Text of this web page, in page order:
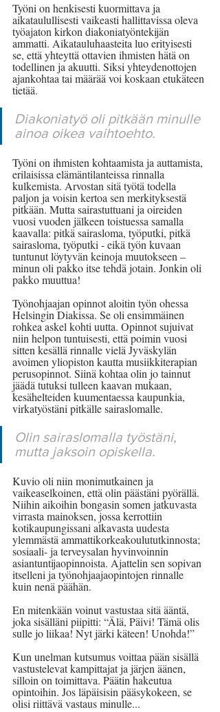
Työni on henkisesti kuormittava ja
aikataulullisesti vaikeasti hallittavissa oleva
työajaton kirkon diakoniatyöntekijän
ammatti. Aikatauluhaasteita luo erityisesti
se, että yhteyttä ottavien ihmisten hätä on
todellinen ja akuutti. Siksi yhteydenottojen
ajankohtaa tai määrää voi koskaan etukäteen
tietää.
Diakoniatyö oli pitkään minulle
ainoa oikea vaihtoehto.
Työni on ihmisten kohtaamista ja auttamista,
erilaisissa elämäntilanteissa rinnalla
kulkemista. Arvostan sitä työtä todella
paljon ja voisin kertoa sen merkityksestä
pitkään. Mutta sairastuttuani ja oireiden
vuosi vuoden jälkeen toistuessa samalla
kaavalla: pitkä sairasloma, työputki, pitkä
sairasloma, työputki - eikä työn kuvaan
tuntunut löytyvän keinoja muutokseen –
minun oli pakko itse tehdä jotain. Jonkin oli
pakko muuttua!
Työnohjaajan opinnot aloitin työn ohessa
Helsingin Diakissa. Se oli ensimmäinen
rohkea askel kohti uutta. Opinnot sujuivat
niin helpon tuntuisesti, että poimin vuosi
sitten kesällä rinnalle vielä Jyväskylän
avoimen yliopiston kautta musiikkiterapian
perusopinnot. Siinä kohtaa olin jo tainnut
jäädä tutuksi tulleen kaavan mukaan,
kesähelteiden kuumentaessa kaupunkia,
virkatyöstäni pitkälle sairaslomalle.
Olin sairaslomalla työstäni,
mutta jaksoin opiskella.
Kuvio oli niin monimutkainen ja
vaikeaselkoinen, että olin päästäni pyörällä.
Niihin aikoihin bongasin somen jatkuvasta
virrasta mainoksen, jossa kerrottiin
kotikaupungissani alkavasta uudesta
ylemmästä ammattikorkeakoulututkinnosta;
sosiaali- ja terveysalan hyvinvoinnin
asiantuntijaopinnoista. Ajattelin sen sopivan
itselleni ja työnohjaajaopintojen rinnalle
kuin nenä päähän.
En mitenkään voinut vastustaa sitä ääntä,
joka sisälläni piipitti: “Älä, Päivi! Tämä olis
sulle jo liikaa! Nyt järki käteen! Unohda!”
Kun unelman kutsumus voittaa pään sisällä
vastustelevat kampittajat ja järjen äänen,
silloin on toimittava. Päätin hakeutua
opintoihin. Jos läpäisisin pääsykokeen, se
olisi riittävä vastaus minulle...